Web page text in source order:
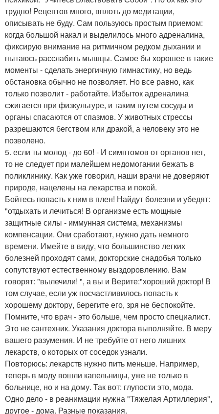
трудно! Рецептов много, вплоть до медитации,
описывать не буду. Сам пользуюсь простым приемом:
когда большой накал и выделилось много адреналина,
фиксирую внимание на ритмичном редком дыхании и
пытаюсь расслабить мышцы. Самое бы хорошее в такие
моменты - сделать энергичную гимнастику, но ведь
обстановка обычно не позволяет. Но все равно, как
только позволит - работайте. Избыток адреналина
сжигается при физкультуре, и таким путем сосуды и
органы спасаются от спазмов. У животных стрессы
разрешаются бегством или дракой, а человеку это не
позволено.
5. если ты молод - до 60! - И симптомов от органов нет,
то не следует при малейшем недомогании бежать в
поликлинику. Как уже говорил, наши врачи не доверяют
природе, нацелены на лекарства и покой.
Бойтесь попасть к ним в плен! Найдут болезни и убедят:
"отдыхать и лечиться! В организме есть мощные
защитные силы - иммунная система, механизмы
компенсации. Они сработают, нужно дать немного
времени. Имейте в виду, что большинство легких
болезней проходят сами, докторские снадобья только
сопутствуют естественному выздоровлению. Вам
говорят: "вылечили! ", а вы и Верите:"хороший доктор! В
том случае, если уж посчастливилось попасть к
хорошему доктору, берегите его, зря не беспокойте.
Помните, что врач - это больше, чем просто специалист.
Это не сантехник. Указания доктора выполняйте. В меру
вашего разумения. И не требуйте от него лишних
лекарств, о которых от соседок узнали.
Повторюсь: лекарств нужно пить меньше. Например,
теперь в моду вошли капельницы, уже не только в
больнице, но и на дому. Так вот: глупости это, мода.
Одно дело - в реанимации нужна "Тяжелая Артиллерия",
другое - дома. Разные показания.